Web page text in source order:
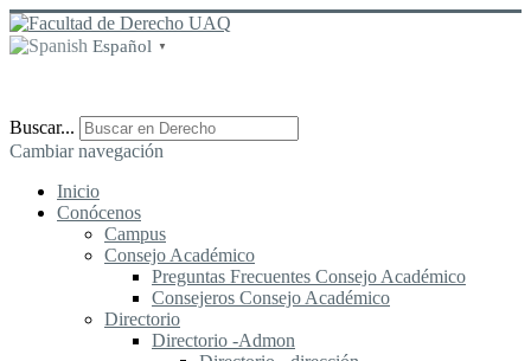
Español ▼
Buscar...
Cambiar navegación
Inicio
Conócenos
Campus
Consejo Académico
Preguntas Frecuentes Consejo Académico
Consejeros Consejo Académico
Directorio
Directorio -Admon